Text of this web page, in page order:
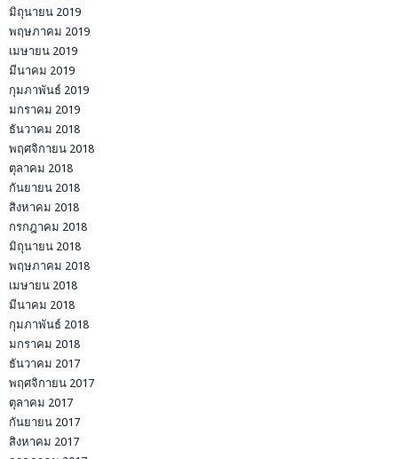
มิถุนายน 2019
พฤษภาคม 2019
เมษายน 2019
มีนาคม 2019
กุมภาพันธ์ 2019
มกราคม 2019
ธันวาคม 2018
พฤศจิกายน 2018
ตุลาคม 2018
กันยายน 2018
สิงหาคม 2018
กรกฎาคม 2018
มิถุนายน 2018
พฤษภาคม 2018
เมษายน 2018
มีนาคม 2018
กุมภาพันธ์ 2018
มกราคม 2018
ธันวาคม 2017
พฤศจิกายน 2017
ตุลาคม 2017
กันยายน 2017
สิงหาคม 2017